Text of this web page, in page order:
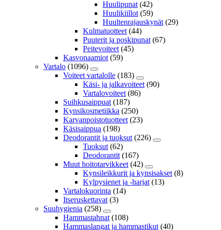
Huulipunat (42)
Huulikiillot (59)
Huultenrajauskynät (29)
Kulmatuotteet (44)
Puuterit ja poskipunat (67)
Peitevoiteet (45)
Kasvonaamiot (59)
Vartalo (1096)
Voiteet vartalolle (183)
Käsi- ja jalkavoiteet (90)
Vartalovoiteet (86)
Suihkusaippuat (187)
Kynsikosmetiikka (250)
Karvanpoistotuotteet (23)
Käsisaippua (198)
Deodorantit ja tuoksut (226)
Tuoksut (62)
Deodorantit (167)
Muut hoitotarvikkeet (42)
Kynsileikkurit ja kynsisakset (8)
Kylpysienet ja -harjat (13)
Vartalokuorinta (14)
Itseruskettavat (3)
Suuhygienia (258)
Hammastahnat (108)
Hammaslangat ja hammastikut (40)